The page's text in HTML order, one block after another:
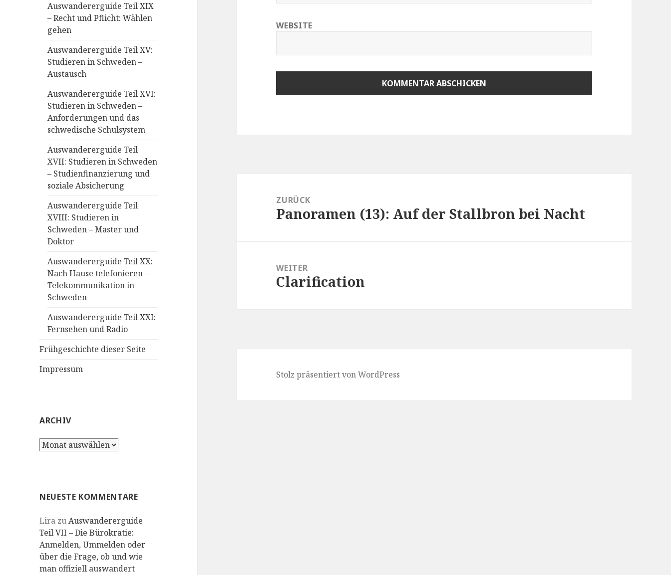
Auswandererguide Teil XIX
– Recht und Pflicht: Wählen
gehen
Auswandererguide Teil XV:
Studieren in Schweden –
Austausch
Auswandererguide Teil XVI:
Studieren in Schweden –
Anforderungen und das
schwedische Schulsystem
Auswandererguide Teil
XVII: Studieren in Schweden
– Studienfinanzierung und
soziale Absicherung
Auswandererguide Teil
XVIII: Studieren in
Schweden – Master und
Doktor
Auswandererguide Teil XX:
Nach Hause telefonieren –
Telekommunikation in
Schweden
Auswandererguide Teil XXI:
Fernsehen und Radio
Frühgeschichte dieser Seite
Impressum
ARCHIV
Archiv
NEUESTE KOMMENTARE
Lira zuAuswandererguide
Teil VII – Die Bürokratie:
Anmelden, Ummelden oder
über die Frage, ob und wie
man offiziell auswandert
WEBSITE
ZURÜCK
Vorheriger
Panoramen (13): Auf der Stallbron bei Nacht
WEITER
Nächster
Clarification
Stolz präsentiert von WordPress